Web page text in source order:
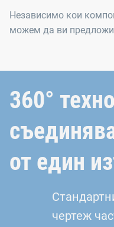
Независимо кои
можем да ви
360°
от един
чертеж